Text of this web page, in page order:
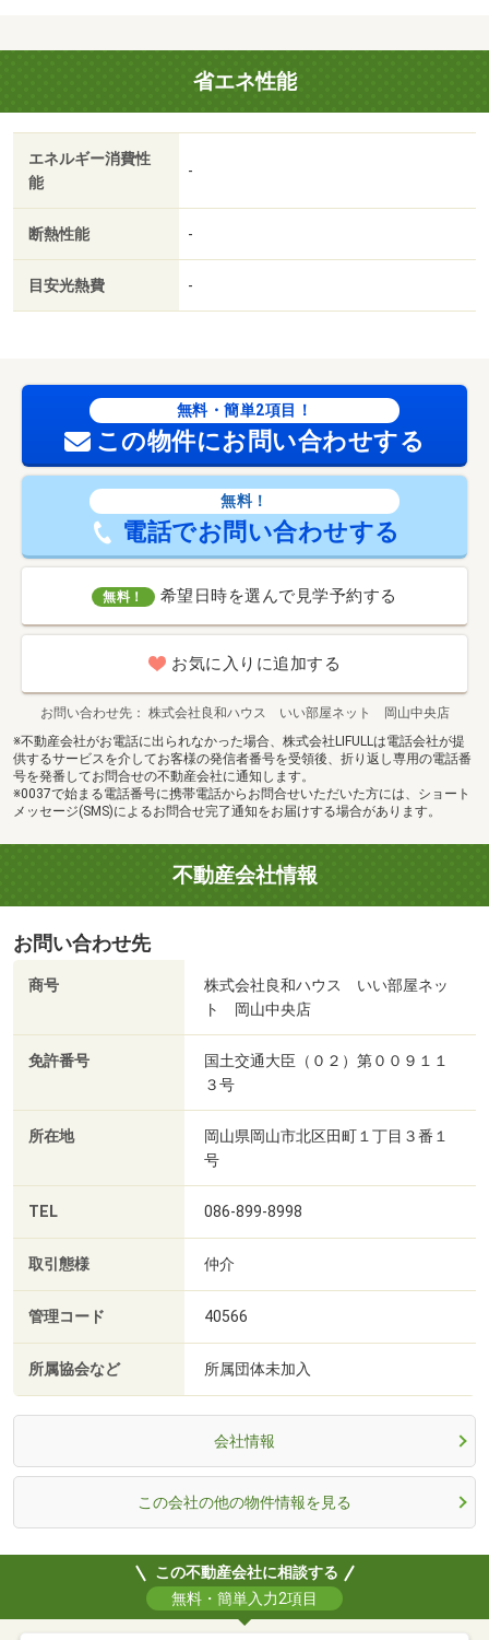
省エネ性能
エネルギー消費性
能
-
断熱性能 -
目安光熱費 -
無料・簡単2項目！
この物件にお問い合わせする
無料！
電話でお問い合わせする
無料！ 希望日時を選んで見学予約する
お気に入りに追加する
お問い合わせ先
株式会社良和ハウス いい部屋ネット 岡山中央店
※不動産会社がお電話に出られなかった場合、株式会社LIFULLは電話会社が提
供するサービスを介してお客様の発信者番号を受領後、折り返し専用の電話番
号を発番してお問合せの不動産会社に通知します。
※0037で始まる電話番号に携帯電話からお問合せいただいた方には、ショート
メッセージ(SMS)によるお問合せ完了通知をお届けする場合があります。
不動産会社情報
お問い合わせ先
商号
株式会社良和ハウス いい部屋ネッ
ト 岡山中央店
免許番号
国土交通大臣（０２）第００９１１
３号
所在地
岡山県岡山市北区田町１丁目３番１
号
TEL 086-899-8998
取引態様 仲介
管理コード 40566
所属協会など 所属団体未加入
会社情報
この会社の他の物件情報を見る
この不動産会社に相談する
無料・簡単入力2項目